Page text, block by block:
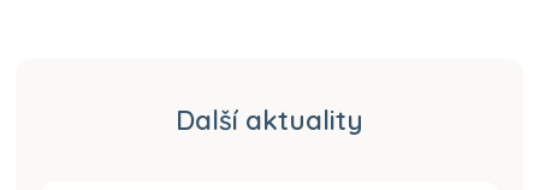
Další aktuality